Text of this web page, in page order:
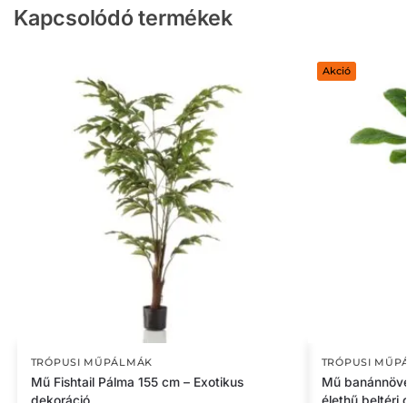
Kapcsolódó termékek
TRÓPUSI MŰPÁLMÁK
Mű Fishtail Pálma 155 cm – Exotikus
Akció
TRÓPUSI
Mű